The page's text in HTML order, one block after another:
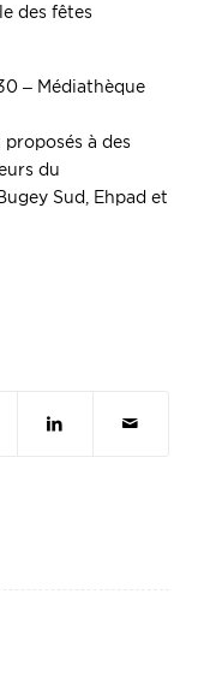
des fêtes
– Médiathèque
à des
du
Sud , Ehpad et